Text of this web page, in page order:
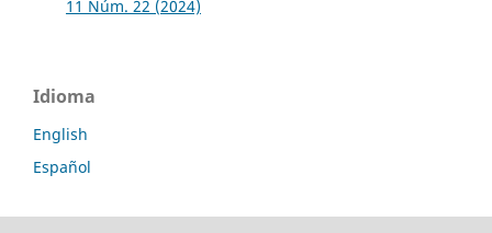
11 Núm. 22 (2024)
Idioma
English
Español